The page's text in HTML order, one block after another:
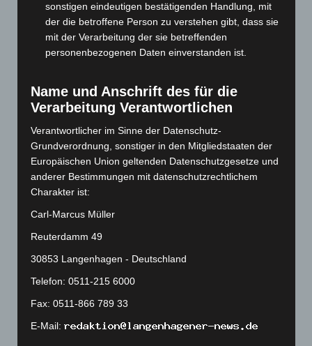
Oktober 2023(114)
September 2023
(133)
August 2023(134)
Juni 2023(142)
Mai 2023 (139)
April 2023(155)
März 2023(174)
Februar 2023(154)
Januar 2023 (140)
Dezember 2022(130)
November 2022(167)
Oktober 2022(166)
September 2022(205)
August 2022(166)
Juli 2022 (133)
sonstigen eindeutigen bestätigenden Handlung, mit
der die betroffene Person zu verstehen gibt, dass sie
mit der Verarbeitung der sie betreffenden
personenbezogenen Daten einverstanden ist.
Name und Anschrift des für die
Verarbeitung Verantwortlichen
Verantwortlicher im Sinne der Datenschutz-
Grundverordnung, sonstiger in den Mitgliedstaaten der
Europäischen Union geltenden Datenschutzgesetze und
anderer Bestimmungen mit datenschutzrechtlichem
Charakter ist:
Carl-Marcus Müller
Reuterdamm 49
30853 Langenhagen - Deutschland
Telefon: 0511-215 6000
Fax: 0511-866 789 33
E-Mail: